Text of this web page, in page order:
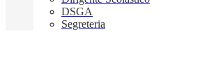
DSGA
Segreteria